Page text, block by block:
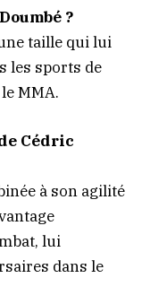
?
taille qui lui
les sports de
MMA.
Cédric
à son agilité
lui
dans le